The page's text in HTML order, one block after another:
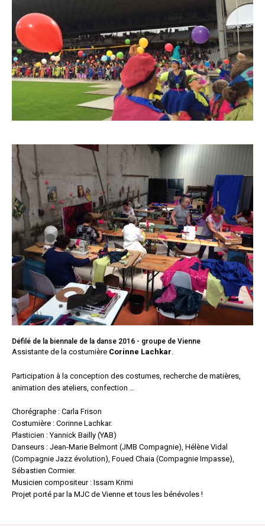
Défilé de la biennale de la danse 2016 - groupe de Vienne
Assistante de la costumière Corinne Lachkar
Participation à la conception des costumes, recherche de matières,
animation des ateliers, confection …
Chorégraphe : Carla Frison
Costumière : Corinne Lachkar.
Plasticien : Yannick Bailly (YAB)
Danseurs : Jean-Marie Belmont (JMB Compagnie), Hélène Vidal
(Compagnie Jazz évolution), Foued Chaia (Compagnie Impasse),
Sébastien Cormier.
Musicien compositeur : Issam Krimi
Projet porté par la MJC de Vienne et tous les bénévoles !